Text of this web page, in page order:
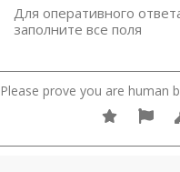
Для оперативного
заполните все поля
Please prove you are human